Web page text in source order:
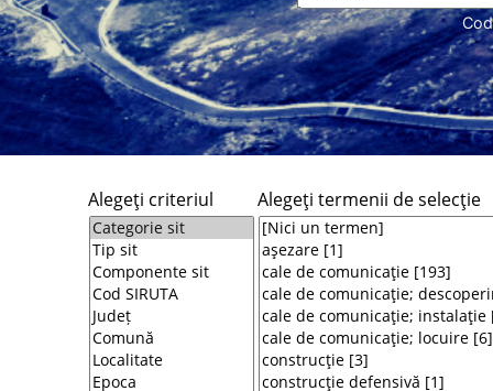
Cod
Alegeţi criteriul Alegeţi termenii de selecţie